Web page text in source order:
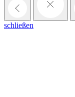
schließen